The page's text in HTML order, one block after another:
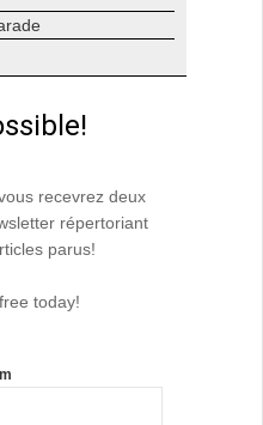
recevrez deux
répertoriant
parus!
today!